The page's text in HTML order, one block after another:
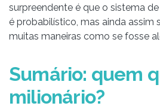
surpreendente é que o sistema
é probabilístico, mas ainda assim
muitas maneiras como se fosse
Sumário: quem
milionário?